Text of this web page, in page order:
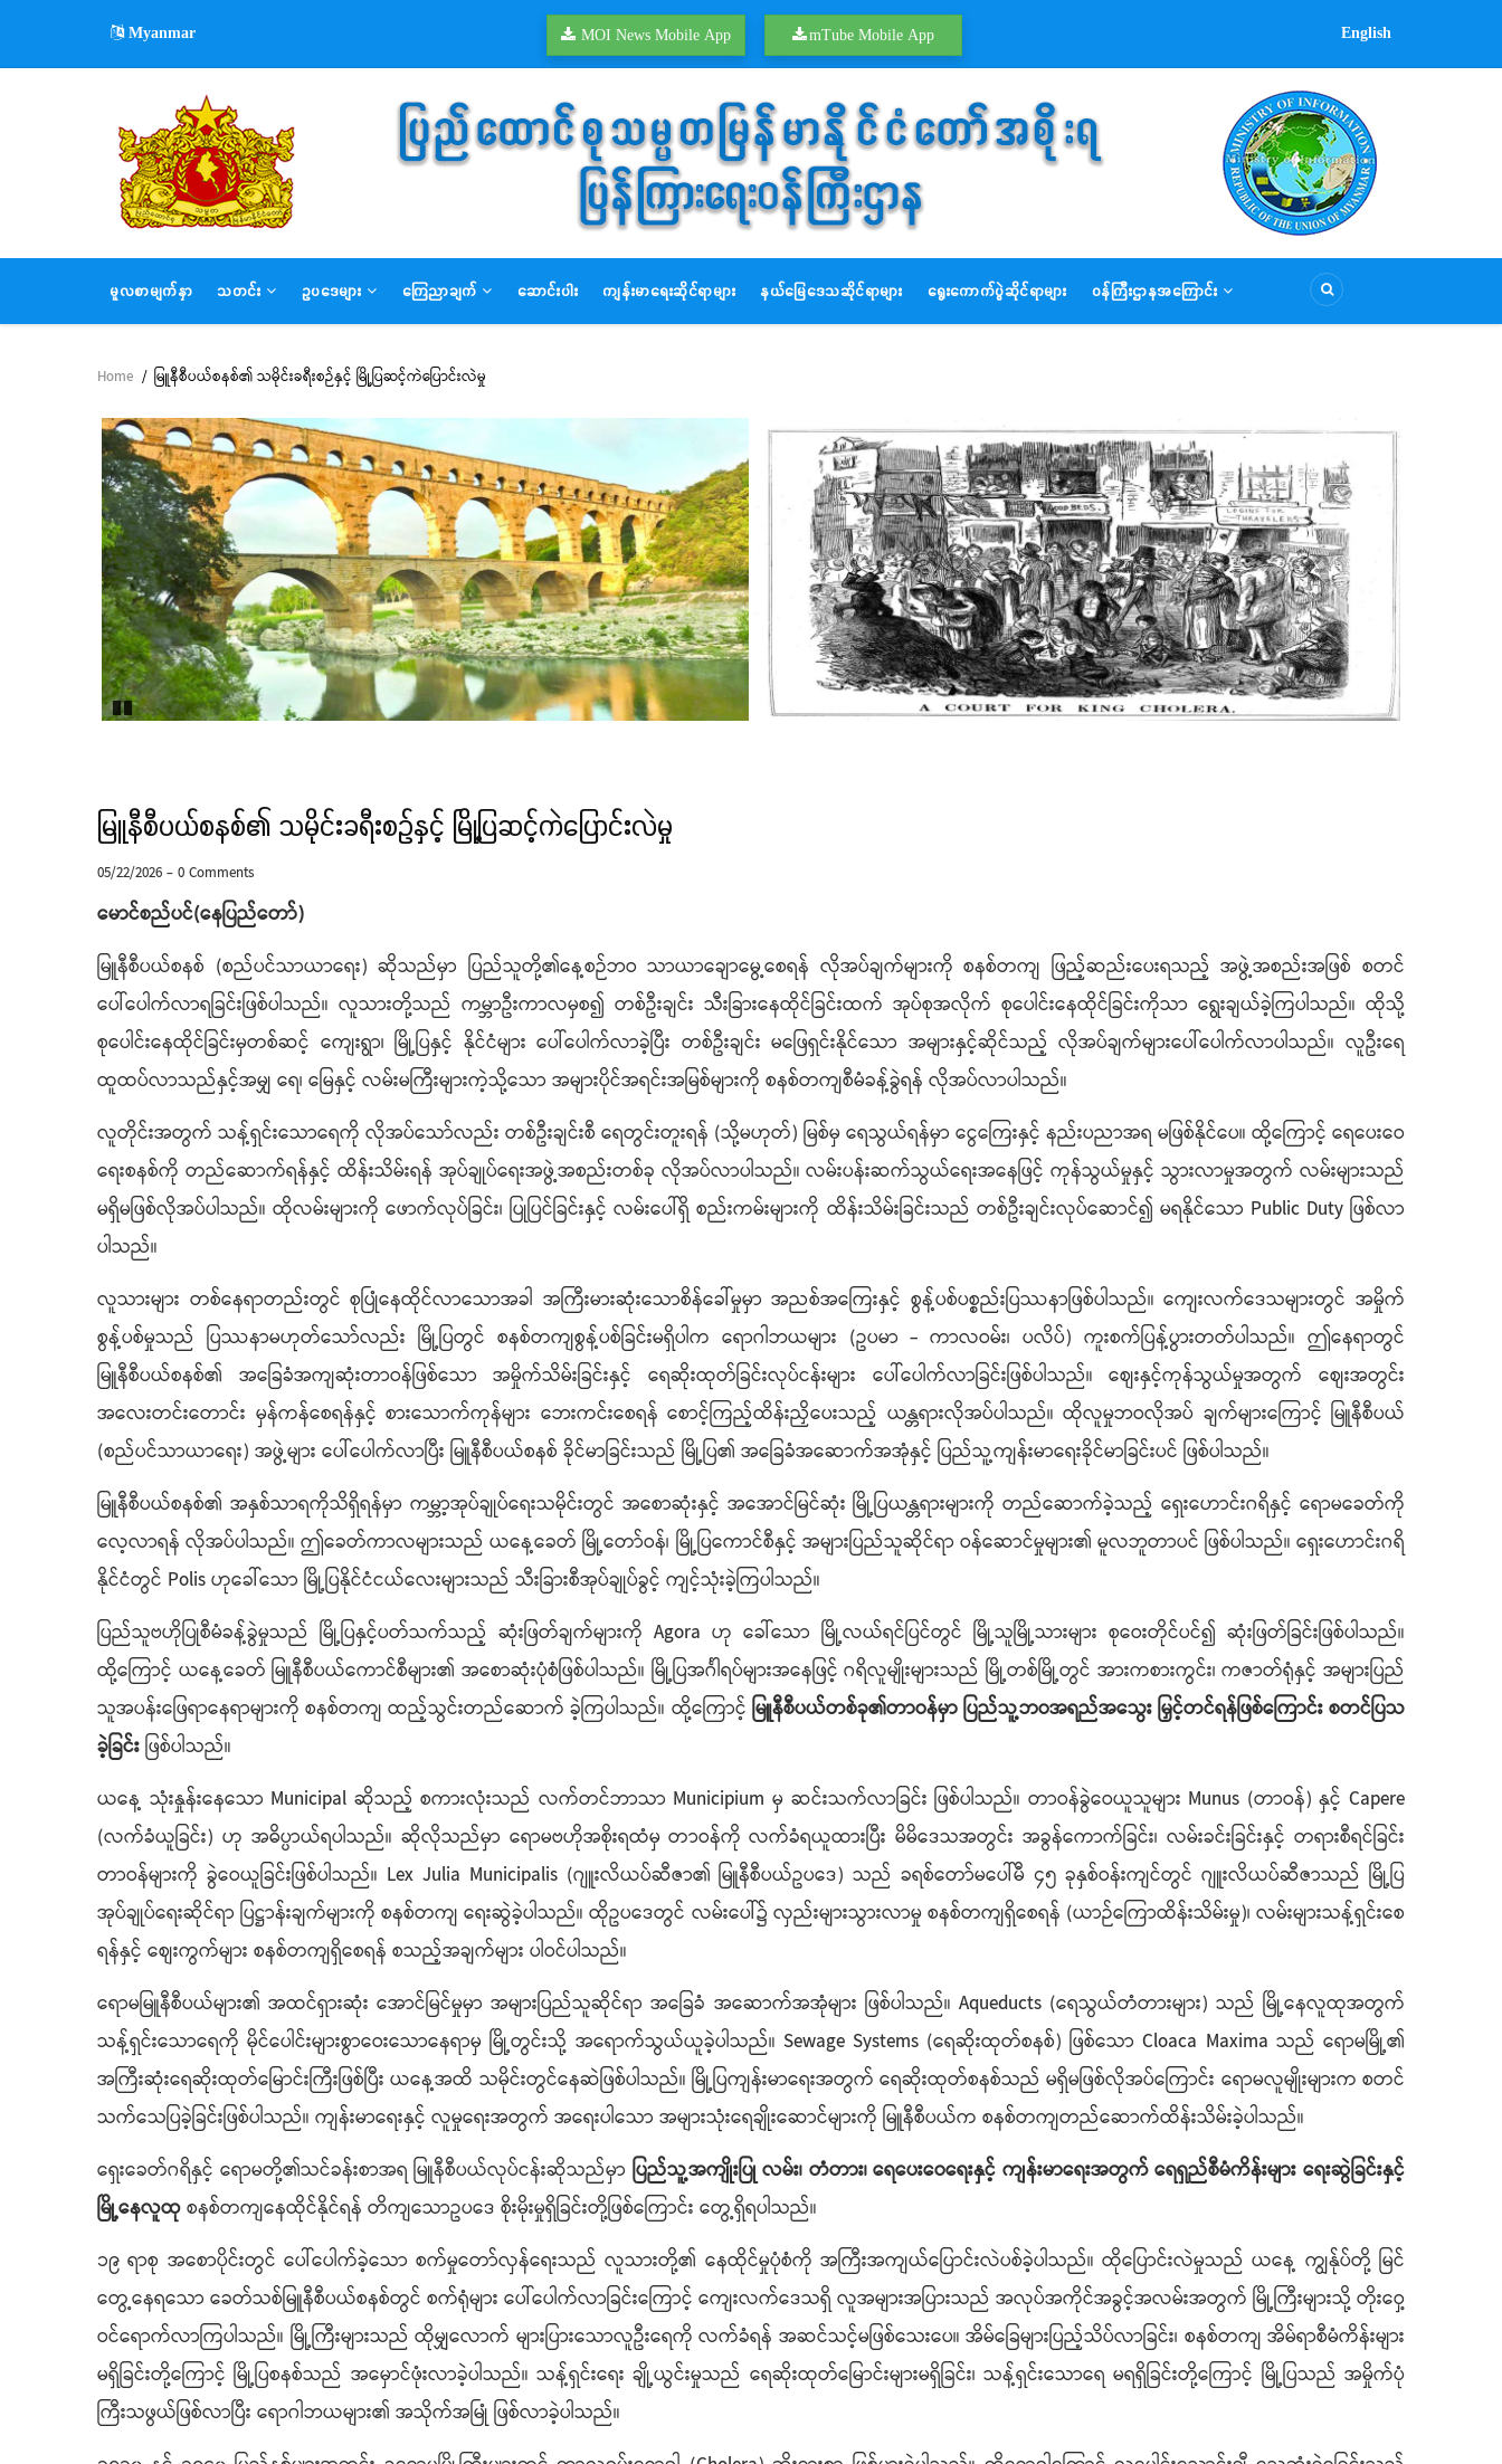
main
Myanmar MOI News Mobile App mTube Mobile App English
MAIN
NAVIGATION
မူလစာမျက်နှာ သတင်း ဥပဒေများ ကြေညာချက် ဆောင်းပါး ကျန်းမာရေးဆိုင်ရာများ နယ်မြေဒေသဆိုင်ရာများ ရွေးကောက်ပွဲဆိုင်ရာများ ဝန်ကြီးဌာနအကြောင်း
Breadcrumb
Home / မြူနီစီပယ်စနစ်၏ သမိုင်းခရီးစဉ်နှင့် မြို့ပြဆင့်ကဲပြောင်းလဲမှု
မြူနီစီပယ်စနစ်၏ သမိုင်းခရီးစဉ်နှင့် မြို့ပြဆင့်ကဲပြောင်းလဲမှု
05/22/2026-0 Comments
မောင်စည်ပင်(နေပြည်တော်)
မြူနီစီပယ်စနစ် (စည်ပင်သာယာရေး) ဆိုသည်မှာ ပြည်သူတို့၏နေ့စဉ်ဘဝ သာယာချောမွေ့စေရန် လိုအပ်ချက်များကို စနစ်တကျ ဖြည့်ဆည်းပေးရသည့် အဖွဲ့အစည်းအဖြစ် စတင်
ပေါ်ပေါက်လာရခြင်းဖြစ်ပါသည်။ လူသားတို့သည် ကမ္ဘာဦးကာလမှစ၍ တစ်ဦးချင်း သီးခြားနေထိုင်ခြင်းထက် အုပ်စုအလိုက် စုပေါင်းနေထိုင်ခြင်းကိုသာ ရွေးချယ်ခဲ့ကြပါသည်။ ထိုသို့
စုပေါင်းနေထိုင်ခြင်းမှတစ်ဆင့် ကျေးရွာ၊ မြို့ပြနှင့် နိုင်ငံများ ပေါ်ပေါက်လာခဲ့ပြီး တစ်ဦးချင်း မဖြေရှင်းနိုင်သော အများနှင့်ဆိုင်သည့် လိုအပ်ချက်များပေါ်ပေါက်လာပါသည်။ လူဦးရေ
ထူထပ်လာသည်နှင့်အမျှ ရေ၊ မြေနှင့် လမ်းမကြီးများကဲ့သို့သော အများပိုင်အရင်းအမြစ်များကို စနစ်တကျစီမံခန့်ခွဲရန် လိုအပ်လာပါသည်။
လူတိုင်းအတွက် သန့်ရှင်းသောရေကို လိုအပ်သော်လည်း တစ်ဦးချင်းစီ ရေတွင်းတူးရန် (သို့မဟုတ်) မြစ်မှ ရေသွယ်ရန်မှာ ငွေကြေးနှင့် နည်းပညာအရ မဖြစ်နိုင်ပေ။ ထို့ကြောင့် ရေပေးဝေ
ရေးစနစ်ကို တည်ဆောက်ရန်နှင့် ထိန်းသိမ်းရန် အုပ်ချုပ်ရေးအဖွဲ့အစည်းတစ်ခု လိုအပ်လာပါသည်။ လမ်းပန်းဆက်သွယ်ရေးအနေဖြင့် ကုန်သွယ်မှုနှင့် သွားလာမှုအတွက် လမ်းများသည်
မရှိမဖြစ်လိုအပ်ပါသည်။ ထိုလမ်းများကို ဖောက်လုပ်ခြင်း၊ ပြုပြင်ခြင်းနှင့် လမ်းပေါ်ရှိ စည်းကမ်းများကို ထိန်းသိမ်းခြင်းသည် တစ်ဦးချင်းလုပ်ဆောင်၍ မရနိုင်သော Public Duty ဖြစ်လာ
ပါသည်။
လူသားများ တစ်နေရာတည်းတွင် စုပြုံနေထိုင်လာသောအခါ အကြီးမားဆုံးသောစိန်ခေါ်မှုမှာ အညစ်အကြေးနှင့် စွန့်ပစ်ပစ္စည်းပြဿနာဖြစ်ပါသည်။ ကျေးလက်ဒေသများတွင် အမှိုက်
စွန့်ပစ်မှုသည် ပြဿနာမဟုတ်သော်လည်း မြို့ပြတွင် စနစ်တကျစွန့်ပစ်ခြင်းမရှိပါက ရောဂါဘယများ (ဥပမာ - ကာလဝမ်း၊ ပလိပ်) ကူးစက်ပြန့်ပွားတတ်ပါသည်။ ဤနေရာတွင်
မြူနီစီပယ်စနစ်၏ အခြေခံအကျဆုံးတာဝန်ဖြစ်သော အမှိုက်သိမ်းခြင်းနှင့် ရေဆိုးထုတ်ခြင်းလုပ်ငန်းများ ပေါ်ပေါက်လာခြင်းဖြစ်ပါသည်။ စျေးနှင့်ကုန်သွယ်မှုအတွက် စျေးအတွင်း
အလေးတင်းတောင်း မှန်ကန်စေရန်နှင့် စားသောက်ကုန်များ ဘေးကင်းစေရန် စောင့်ကြည့်ထိန်းညှိပေးသည့် ယန္တရားလိုအပ်ပါသည်။ ထိုလူမှုဘဝလိုအပ် ချက်များကြောင့် မြူနီစီပယ်
(စည်ပင်သာယာရေး) အဖွဲ့များ ပေါ်ပေါက်လာပြီး မြူနီစီပယ်စနစ် ခိုင်မာခြင်းသည် မြို့ပြ၏ အခြေခံအဆောက်အအုံနှင့် ပြည်သူ့ကျန်းမာရေးခိုင်မာခြင်းပင် ဖြစ်ပါသည်။
မြူနီစီပယ်စနစ်၏ အနှစ်သာရကိုသိရှိရန်မှာ ကမ္ဘာ့အုပ်ချုပ်ရေးသမိုင်းတွင် အစောဆုံးနှင့် အအောင်မြင်ဆုံး မြို့ပြယန္တရားများကို တည်ဆောက်ခဲ့သည့် ရှေးဟောင်းဂရိနှင့် ရောမခေတ်ကို
လေ့လာရန် လိုအပ်ပါသည်။ ဤခေတ်ကာလများသည် ယနေ့ခေတ် မြို့တော်ဝန်၊ မြို့ပြကောင်စီနှင့် အများပြည်သူဆိုင်ရာ ဝန်ဆောင်မှုများ၏ မူလဘူတာပင် ဖြစ်ပါသည်။ ရှေးဟောင်းဂရိ
နိုင်ငံတွင် Polis ဟုခေါ်သော မြို့ပြနိုင်ငံငယ်လေးများသည် သီးခြားစီအုပ်ချုပ်ခွင့် ကျင့်သုံးခဲ့ကြပါသည်။
ပြည်သူဗဟိုပြုစီမံခန့်ခွဲမှုသည် မြို့ပြနှင့်ပတ်သက်သည့် ဆုံးဖြတ်ချက်များကို Agora ဟု ခေါ်သော မြို့လယ်ရင်ပြင်တွင် မြို့သူမြို့သားများ စုဝေးတိုင်ပင်၍ ဆုံးဖြတ်ခြင်းဖြစ်ပါသည်။
ထို့ကြောင့် ယနေ့ခေတ် မြူနီစီပယ်ကောင်စီများ၏ အစောဆုံးပုံစံဖြစ်ပါသည်။ မြို့ပြအင်္ဂါရပ်များအနေဖြင့် ဂရိလူမျိုးများသည် မြို့တစ်မြို့တွင် အားကစားကွင်း၊ ကဇာတ်ရုံနှင့် အများပြည်
သူအပန်းဖြေရာနေရာများကို စနစ်တကျ ထည့်သွင်းတည်ဆောက် ခဲ့ကြပါသည်။ ထို့ကြောင့် မြူနီစီပယ်တစ်ခု၏တာဝန်မှာ ပြည်သူ့ဘဝအရည်အသွေး မြှင့်တင်ရန်ဖြစ်ကြောင်း စတင်ပြသ
ခဲ့ခြင်းဖြစ်ပါသည်။
ယနေ့ သုံးနှုန်းနေသော Municipal ဆိုသည့် စကားလုံးသည် လက်တင်ဘာသာ Municipium မှ ဆင်းသက်လာခြင်း ဖြစ်ပါသည်။ တာဝန်ခွဲဝေယူသူများ Munus (တာဝန်) နှင့် Capere
(လက်ခံယူခြင်း) ဟု အဓိပ္ပာယ်ရပါသည်။ ဆိုလိုသည်မှာ ရောမဗဟိုအစိုးရထံမှ တာဝန်ကို လက်ခံရယူထားပြီး မိမိဒေသအတွင်း အခွန်ကောက်ခြင်း၊ လမ်းခင်းခြင်းနှင့် တရားစီရင်ခြင်း
တာဝန်များကို ခွဲဝေယူခြင်းဖြစ်ပါသည်။ Lex Julia Municipalis (ဂျူးလိယပ်ဆီဇာ၏ မြူနီစီပယ်ဥပဒေ) သည် ခရစ်တော်မပေါ်မီ ၄၅ ခုနှစ်ဝန်းကျင်တွင် ဂျူးလိယပ်ဆီဇာသည် မြို့ပြ
အုပ်ချုပ်ရေးဆိုင်ရာ ပြဋ္ဌာန်းချက်များကို စနစ်တကျ ရေးဆွဲခဲ့ပါသည်။ ထိုဥပဒေတွင် လမ်းပေါ်၌ လှည်းများသွားလာမှု စနစ်တကျရှိစေရန် (ယာဉ်ကြောထိန်းသိမ်းမှု)၊ လမ်းများသန့်ရှင်းစေ
ရန်နှင့် စျေးကွက်များ စနစ်တကျရှိစေရန် စသည့်အချက်များ ပါဝင်ပါသည်။
ရောမမြူနီစီပယ်များ၏ အထင်ရှားဆုံး အောင်မြင်မှုမှာ အများပြည်သူဆိုင်ရာ အခြေခံ အဆောက်အအုံများ ဖြစ်ပါသည်။ Aqueducts (ရေသွယ်တံတားများ) သည် မြို့နေလူထုအတွက်
သန့်ရှင်းသောရေကို မိုင်ပေါင်းများစွာဝေးသောနေရာမှ မြို့တွင်းသို့ အရောက်သွယ်ယူခဲ့ပါသည်။ Sewage Systems (ရေဆိုးထုတ်စနစ်) ဖြစ်သော Cloaca Maxima သည် ရောမမြို့၏
အကြီးဆုံးရေဆိုးထုတ်မြောင်းကြီးဖြစ်ပြီး ယနေ့အထိ သမိုင်းတွင်နေဆဲဖြစ်ပါသည်။ မြို့ပြကျန်းမာရေးအတွက် ရေဆိုးထုတ်စနစ်သည် မရှိမဖြစ်လိုအပ်ကြောင်း ရောမလူမျိုးများက စတင်
သက်သေပြခဲ့ခြင်းဖြစ်ပါသည်။ ကျန်းမာရေးနှင့် လူမှုရေးအတွက် အရေးပါသော အများသုံးရေချိုးဆောင်များကို မြူနီစီပယ်က စနစ်တကျတည်ဆောက်ထိန်းသိမ်းခဲ့ပါသည်။
ရှေးခေတ်ဂရိနှင့် ရောမတို့၏သင်ခန်းစာအရ မြူနီစီပယ်လုပ်ငန်းဆိုသည်မှာ ပြည်သူ့အကျိုးပြု လမ်း၊ တံတား၊ ရေပေးဝေရေးနှင့် ကျန်းမာရေးအတွက် ရေရှည်စီမံကိန်းများ ရေးဆွဲခြင်းနှင့်
မြို့နေလူထုစနစ်တကျနေထိုင်နိုင်ရန် တိကျသောဥပဒေ စိုးမိုးမှုရှိခြင်းတို့ဖြစ်ကြောင်း တွေ့ရှိရပါသည်။
၁၉ ရာစု အစောပိုင်းတွင် ပေါ်ပေါက်ခဲ့သော စက်မှုတော်လှန်ရေးသည် လူသားတို့၏ နေထိုင်မှုပုံစံကို အကြီးအကျယ်ပြောင်းလဲပစ်ခဲ့ပါသည်။ ထိုပြောင်းလဲမှုသည် ယနေ့ ကျွန်ုပ်တို့ မြင်
တွေ့နေရသော ခေတ်သစ်မြူနီစီပယ်စနစ်တွင် စက်ရုံများ ပေါ်ပေါက်လာခြင်းကြောင့် ကျေးလက်ဒေသရှိ လူအများအပြားသည် အလုပ်အကိုင်အခွင့်အလမ်းအတွက် မြို့ကြီးများသို့ တိုးဝှေ့
ဝင်ရောက်လာကြပါသည်။ မြို့ကြီးများသည် ထိုမျှလောက် များပြားသောလူဦးရေကို လက်ခံရန် အဆင်သင့်မဖြစ်သေးပေ။ အိမ်ခြေများပြည့်သိပ်လာခြင်း၊ စနစ်တကျ အိမ်ရာစီမံကိန်းများ
မရှိခြင်းတို့ကြောင့် မြို့ပြစနစ်သည် အမှောင်ဖုံးလာခဲ့ပါသည်။ သန့်ရှင်းရေး ချို့ယွင်းမှုသည် ရေဆိုးထုတ်မြောင်းများမရှိခြင်း၊ သန့်ရှင်းသောရေ မရရှိခြင်းတို့ကြောင့် မြို့ပြသည် အမှိုက်ပုံ
ကြီးသဖွယ်ဖြစ်လာပြီး ရောဂါဘယများ၏ အသိုက်အမြုံ ဖြစ်လာခဲ့ပါသည်။